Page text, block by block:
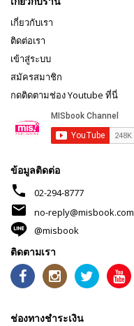
เกี่ยวกับเรา
ติดต่อเรา
เข้าสู่ระบบ
สมัครสมาชิก
กดติดตามช่อง Youtube ที่นี่
ข้อมูลติดต่อ
phone 02-294-8777
mail
no-reply@misbook.com
@misbook
ติดตามเรา
ช่องทางชำระเงิน